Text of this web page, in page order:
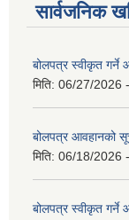
सार्वजनिक
बोलपत्र स्वीकृत
मिति: 06/27/2026
बोलपत्र आवहानको
मिति: 06/18/2026
बोलपत्र स्वीकृत